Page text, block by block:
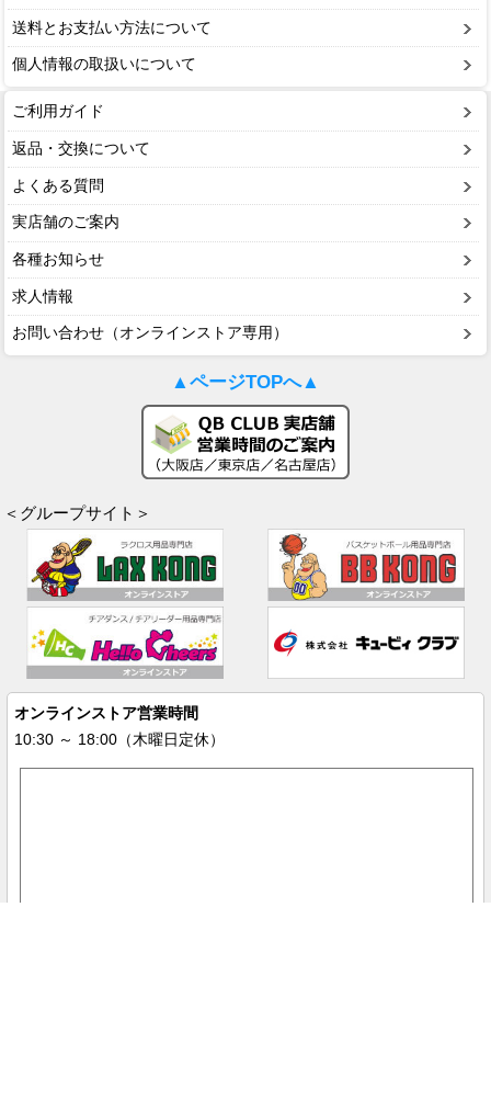
送料とお支払い方法について
個人情報の取扱いについて
ご利用ガイド
返品・交換について
よくある質問
実店舗のご案内
各種お知らせ
求人情報
お問い合わせ（オンラインストア専用）
▲ページTOPへ▲
＜グループサイト＞
オンラインストア営業時間
10:30 ～ 18:00（木曜日定休）